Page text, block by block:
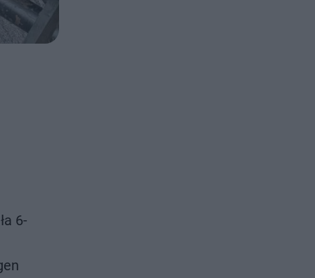
6-